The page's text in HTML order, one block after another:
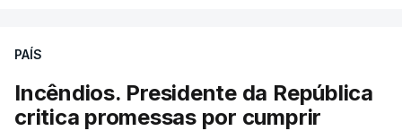
PAÍS
Incêndios. Presidente da República
critica promessas por cumprir